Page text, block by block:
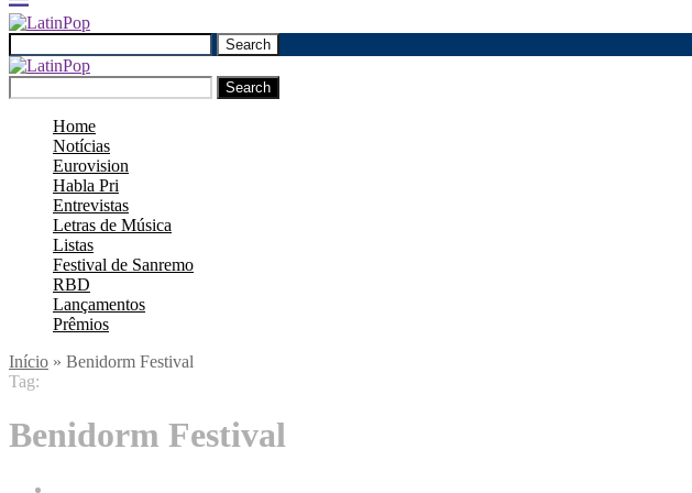
Search
Search
Home
Notícias
Eurovision
Habla Pri
Entrevistas
Letras de Música
Listas
Festival de Sanremo
RBD
Lançamentos
Prêmios
Início » Benidorm Festival
Tag:
Benidorm Festival